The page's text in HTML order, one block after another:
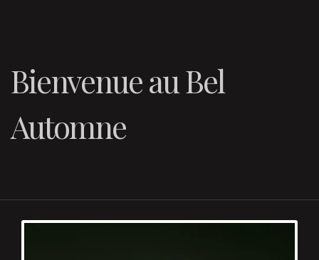
Bienvenue au Bel
Automne